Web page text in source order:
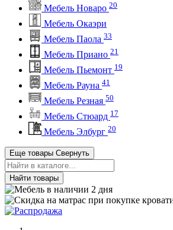
Мебель Новаро 20
Мебель Окаэри
Мебель Паола 33
Мебель Приано 21
Мебель Пьемонт 19
Мебель Рауна 41
Мебель Резная 50
Мебель Стюард 17
Мебель Элбург 20
Еще товары Свернуть
Найти товары